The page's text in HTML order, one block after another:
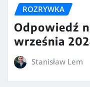
ROZRYWKA
Odpowiedź
września
Stanisław Lem